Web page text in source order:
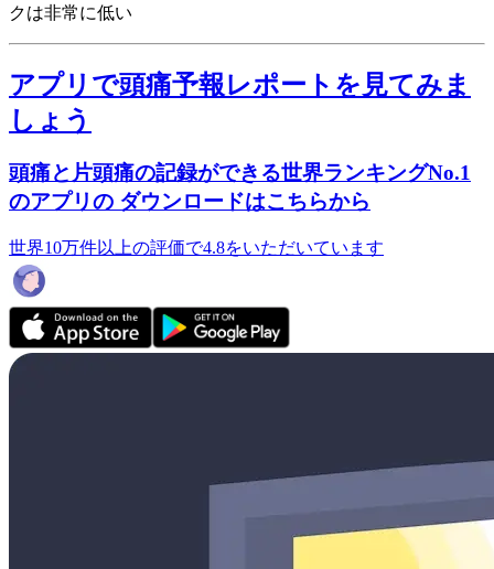
クは非常に低い
アプリで頭痛予報レポートを見てみま
しょう
頭痛と片頭痛の記録ができる世界ランキングNo.1
のアプリの ダウンロードはこちらから
世界10万件以上の評価で4.8をいただいています